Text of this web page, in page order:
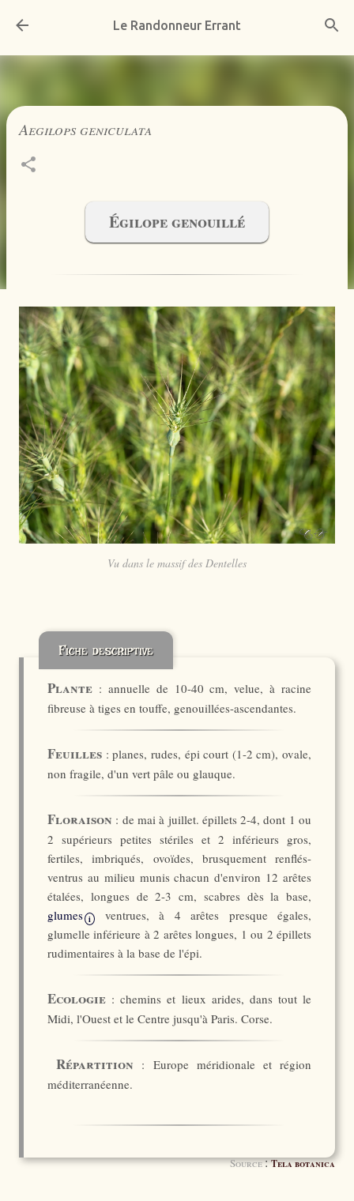
Accéder au contenu principal
Le Randonneur Errant
Aegilops geniculata
Égilope genouillé
Vu dans le massif des Dentelles
Fiche descriptive
Plante : annuelle de 10-40 cm, velue, à racine
fibreuse à tiges en touffe, genouillées-ascendantes.
Feuilles : planes, rudes, épi court (1-2 cm), ovale,
non fragile, d'un vert pâle ou glauque.
Floraison : de mai à juillet. épillets 2-4, dont 1 ou
2 supérieurs petites stériles et 2 inférieurs gros,
fertiles, imbriqués, ovoïdes, brusquement renflés-
ventrus au milieu munis chacun d'environ 12 arêtes
étalées, longues de 2-3 cm, scabres dès la base,
glumes i
ventrues, à 4 arêtes presque égales,
glumelle inférieure à 2 arêtes longues, 1 ou 2 épillets
rudimentaires à la base de l'épi.
Ecologie : chemins et lieux arides, dans tout le
Midi, l'Ouest et le Centre jusqu'à Paris. Corse.
Répartition : Europe méridionale et région
méditerranéenne.
Source:Tela botanica